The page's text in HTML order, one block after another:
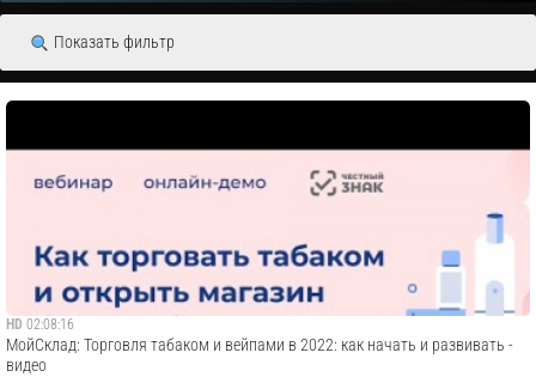
Показать фильтр
HD 02:08:16
МойСклад: Торговля табаком и вейпами в 2022: как начать и развивать -
видео